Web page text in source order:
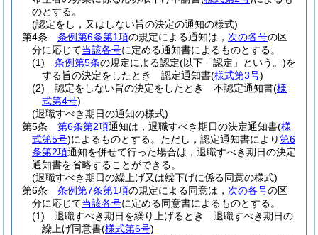
のとする。
(認定をし，又はしない旨の決定の通知の様式)
第4条
条例第6条第1項の規定による通知は， 次の各号の区
分に応じて当該各号に定める通知書によるものとする。
(1)
条例第5条の規定による認定(以下「認定」という。)を
する旨の決定をしたとき 認定通知書(様式第3号)
(2)
認定をしない旨の決定をしたとき 不認定通知書(様
式第4号)
(退職すべき期日の通知の様式)
第5条
第6条第2項通知は，退職すべき期日の決定通知書(様
式第5号)によるものとする。 ただし，認定通知書により第6
条第2項通知を併せて行った場合は，退職すべき期日の決定
通知書を省略することができる。
(退職すべき期日の繰上げ又は繰下げに係る同意の様式)
第6条
条例第7条第1項の規定による同意は， 次の各号の区
分に応じて当該各号に定める同意書によるものとする。
(1)
退職すべき期日を繰り上げるとき 退職すべき期日の
繰上げ同意書(様式第6号)